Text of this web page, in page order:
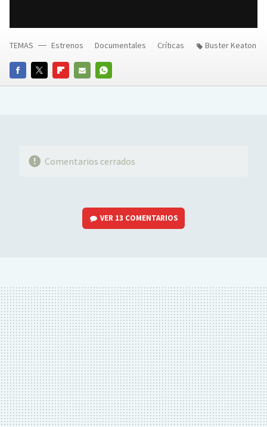
FACEBOOKTWITTERFLIPBOARD
E-
WHATSAPP
TEMAS Estrenos Documentales Críticas Buster Keaton
Comentarios cerrados
VER 13 COMENTARIOS